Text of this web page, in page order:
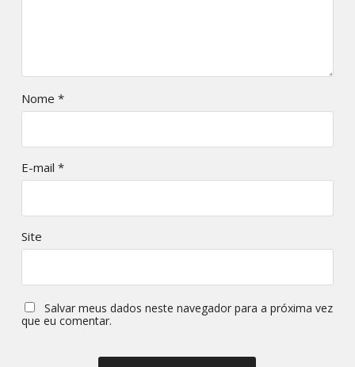
Nome *
E-mail *
Site
Salvar meus dados neste navegador para a próxima vez
que eu comentar.